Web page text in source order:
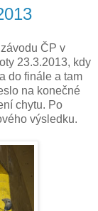
ČP v
23.3.2013, kdy
do finále a tam
na konečné
chytu. Po
výsledku.